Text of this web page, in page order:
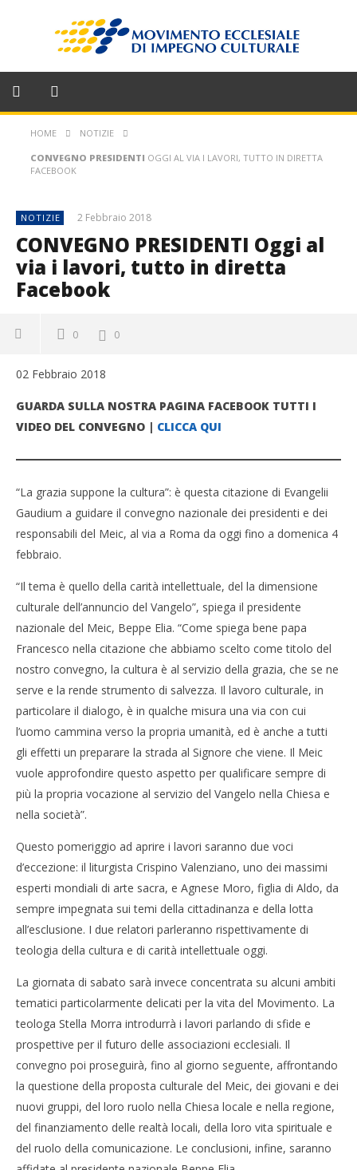
HOME NOTIZIE
CONVEGNO PRESIDENTI OGGI AL VIA I LAVORI, TUTTO IN DIRETTA
FACEBOOK
NOTIZIE 2 Febbraio 2018
CONVEGNO PRESIDENTI Oggi al
via i lavori, tutto in diretta
Facebook
0 0
02 Febbraio 2018
GUARDA SULLA NOSTRA PAGINA FACEBOOK TUTTI I
VIDEO DEL CONVEGNO | CLICCA QUI
“La grazia suppone la cultura”: è questa citazione di Evangelii
Gaudium a guidare il convegno nazionale dei presidenti e dei
responsabili del Meic, al via a Roma da oggi fino a domenica 4
febbraio.
“Il tema è quello della carità intellettuale, del la dimensione
culturale dell’annuncio del Vangelo”, spiega il presidente
nazionale del Meic, Beppe Elia. “Come spiega bene papa
Francesco nella citazione che abbiamo scelto come titolo del
nostro convegno, la cultura è al servizio della grazia, che se ne
serve e la rende strumento di salvezza. Il lavoro culturale, in
particolare il dialogo, è in qualche misura una via con cui
l’uomo cammina verso la propria umanità, ed è anche a tutti
gli effetti un preparare la strada al Signore che viene. Il Meic
vuole approfondire questo aspetto per qualificare sempre di
più la propria vocazione al servizio del Vangelo nella Chiesa e
nella società”.
Questo pomeriggio ad aprire i lavori saranno due voci
d’eccezione: il liturgista Crispino Valenziano, uno dei massimi
esperti mondiali di arte sacra, e Agnese Moro, figlia di Aldo, da
sempre impegnata sui temi della cittadinanza e della lotta
all’esclusione. I due relatori parleranno rispettivamente di
teologia della cultura e di carità intellettuale oggi.
La giornata di sabato sarà invece concentrata su alcuni ambiti
tematici particolarmente delicati per la vita del Movimento. La
teologa Stella Morra introdurrà i lavori parlando di sfide e
prospettive per il futuro delle associazioni ecclesiali. Il
convegno poi proseguirà, fino al giorno seguente, affrontando
la questione della proposta culturale del Meic, dei giovani e dei
nuovi gruppi, del loro ruolo nella Chiesa locale e nella regione,
del finanziamento delle realtà locali, della loro vita spirituale e
del ruolo della comunicazione. Le conclusioni, infine, saranno